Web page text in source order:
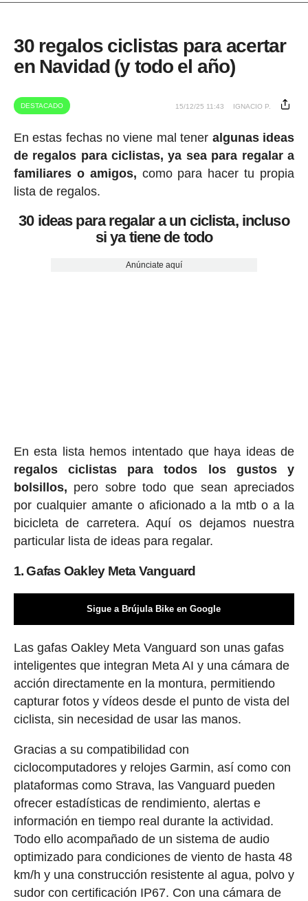
30 regalos ciclistas para acertar
en Navidad (y todo el año)
DESTACADO 15/12/25 11:43 IGNACIO P.
En estas fechas no viene mal tener algunas ideas
de regalos para ciclistas, ya sea para regalar a
familiares o amigos, como para hacer tu propia
lista de regalos.
30 ideas para regalar a un ciclista, incluso
si ya tiene de todo
Anúnciate aquí
En esta lista hemos intentado que haya ideas de
regalos ciclistas para todos los gustos y
bolsillos, pero sobre todo que sean apreciados
por cualquier amante o aficionado a la mtb o a la
bicicleta de carretera. Aquí os dejamos nuestra
particular lista de ideas para regalar.
1. Gafas Oakley Meta Vanguard
Sigue a Brújula Bike en Google
Las gafas Oakley Meta Vanguard son unas gafas
inteligentes que integran Meta AI y una cámara de
acción directamente en la montura, permitiendo
capturar fotos y vídeos desde el punto de vista del
ciclista, sin necesidad de usar las manos.
Gracias a su compatibilidad con
ciclocomputadores y relojes Garmin, así como con
plataformas como Strava, las Vanguard pueden
ofrecer estadísticas de rendimiento, alertas e
información en tiempo real durante la actividad.
Todo ello acompañado de un sistema de audio
optimizado para condiciones de viento de hasta 48
km/h y una construcción resistente al agua, polvo y
sudor con certificación IP67. Con una cámara de